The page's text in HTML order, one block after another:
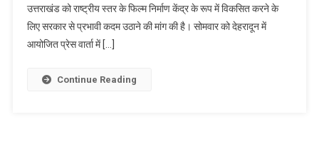
उद्योग
को
उत्तराखंड को राष्ट्रीय स्तर के फिल्म निर्माण केंद्र के रूप में विकसित करने के
लिए सरकार से प्रभावी कदम उठाने की मांग की है। सोमवार को देहरादून में
आयोजित प्रेस वार्ता में […]
Continue Reading